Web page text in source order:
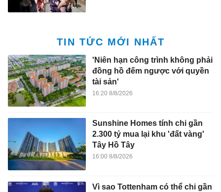
TIN TỨC MỚI NHẤT
'Niên hạn công trình không phải
đồng hồ đếm ngược với quyền
tài sản'
16:20 8/8/2026
Sunshine Homes tính chi gần
2.300 tỷ mua lại khu 'đất vàng'
Tây Hồ Tây
16:00 8/8/2026
Vì sao Tottenham có thể chi gần